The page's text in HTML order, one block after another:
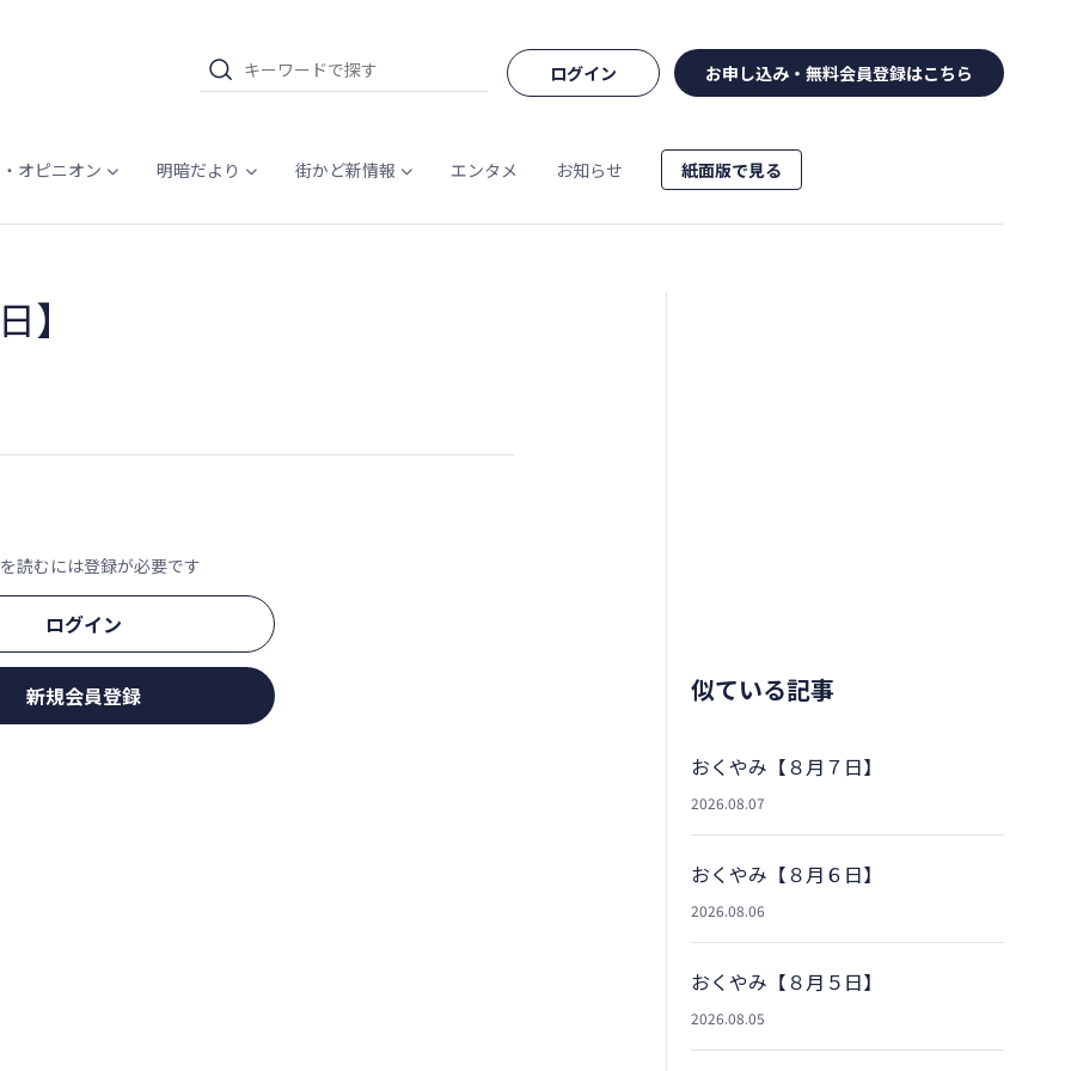
ログイン お申し込み・無料会員登録はこちら
オピニオン 明暗だより 街かど新情報 エンタメ お知らせ 紙面版で見る
】
読むには登録が必要です
ログイン
新規会員登録 似ている記事
おくやみ【８月７日】
2026.08.07
おくやみ【８月６日】
2026.08.06
おくやみ【８月５日】
2026.08.05